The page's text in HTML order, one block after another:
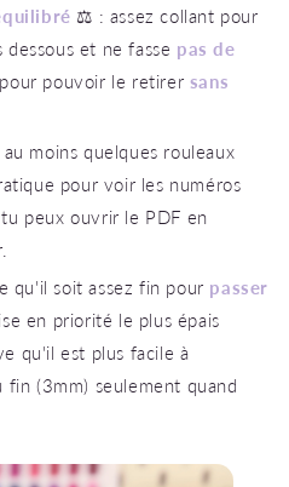
⚖️ : assez collant pour
et ne fasse pas de
pour pouvoir le retirer sans
moins quelques rouleaux
pour voir les numéros
peux ouvrir le PDF en
qu'il soit assez fin pour passer
en priorité le plus épais
qu'il est plus facile à
fin (3mm) seulement quand